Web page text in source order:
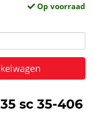
Op voorraad
sc 35-406